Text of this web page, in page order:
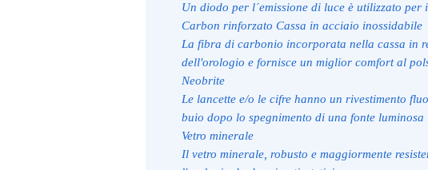
Un diodo per l´emissione di luce è utilizzato
Carbon rinforzato Cassa in acciaio inossidabile
La fibra di carbonio incorporata nella cassa in
dell'orologio e fornisce un miglior comfort al
Neobrite
Le lancette e/o le cifre hanno un rivestimento
buio dopo lo spegnimento di una fonte luminosa
Vetro minerale
Il vetro minerale, robusto e maggiormente